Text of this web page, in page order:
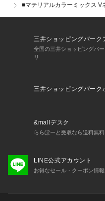
さい。
商品番号:11-02-61-02001
※※お取扱い上の注意※※
この製品は染料の特性上、
やすい性質があります。
■マテリアルカラーミックス V
三井ショッピングパーク
全国の三井ショッピングパ
リ
三井ショッピングパーク
&mallデスク
ららぽーと受取なら送料無料
LINE公式アカウント
お得なセール・クーポン情